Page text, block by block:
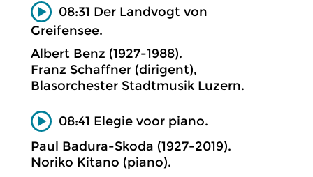
08:31 Der Landvogt von
Greifensee.
Albert Benz (1927-1988).
Franz Schaffner (dirigent),
Blasorchester Stadtmusik Luzern.
08:41 Elegie voor piano.
Paul Badura-Skoda (1927-2019).
Noriko Kitano (piano).